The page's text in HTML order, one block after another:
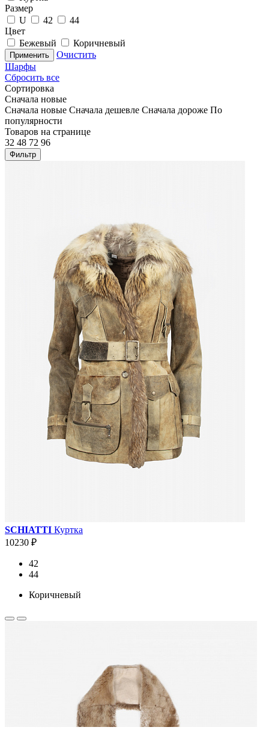
Размер
U
42
44
Цвет
Бежевый
Коричневый
Применить
Очистить
Шарфы
Сбросить все
Сортировка
Сначала новые
Сначала новые Сначала дешевле Сначала дороже По
популярности
Товаров на странице
32 48 72 96
Фильтр
SCHIATTI Куртка
10230 ₽
42
44
Коричневый